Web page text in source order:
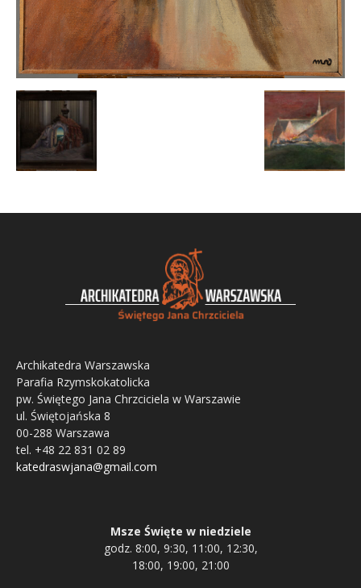
Archikatedra Warszawska
Parafia Rzymskokatolicka
pw. Świętego Jana Chrzciciela w Warszawie
ul. Świętojańska 8
00-288 Warszawa
tel. +48 22 831 02 89
katedraswjana@gmail.com
Msze Święte w niedziele
godz. 8:00, 9:30, 11:00, 12:30,
18:00, 19:00, 21:00